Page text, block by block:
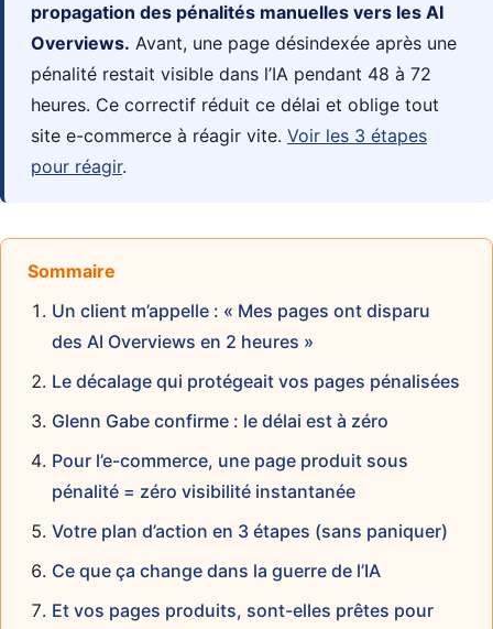
propagation des pénalités manuelles vers les AI
Overviews. Avant, une page désindexée après une
pénalité restait visible dans l’IA pendant 48 à 72
heures. Ce correctif réduit ce délai et oblige tout
site e-commerce à réagir vite. Voir les 3 étapes
pour réagir.
Sommaire
Un client m’appelle : « Mes pages ont disparu
des AI Overviews en 2 heures »
Le décalage qui protégeait vos pages pénalisées
Glenn Gabe confirme : le délai est à zéro
Pour l’e-commerce, une page produit sous
pénalité = zéro visibilité instantanée
Votre plan d’action en 3 étapes (sans paniquer)
Ce que ça change dans la guerre de l’IA
Et vos pages produits, sont-elles prêtes pour